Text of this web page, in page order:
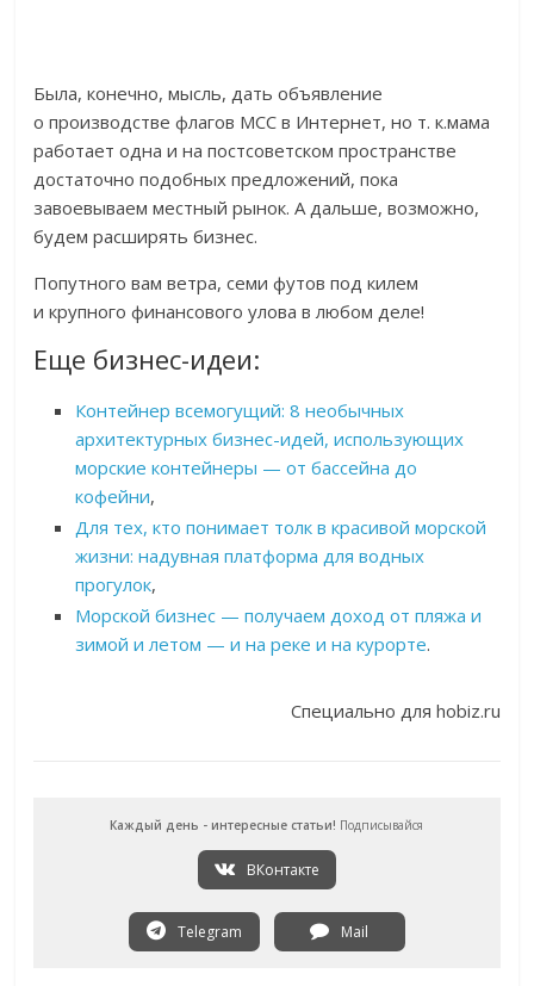
Была, конечно, мысль, дать объявление
о производстве флагов МСС в Интернет, но т. к.мама
работает одна и на постсоветском пространстве
достаточно подобных предложений, пока
завоевываем местный рынок. А дальше, возможно,
будем расширять бизнес.
Попутного вам ветра, семи футов под килем
и крупного финансового улова в любом деле!
Еще бизнес-идеи:
Контейнер всемогущий: 8 необычных
архитектурных бизнес-идей, использующих
морские контейнеры — от бассейна до
кофейни,
Для тех, кто понимает толк в красивой морской
жизни: надувная платформа для водных
прогулок,
Морской бизнес — получаем доход от пляжа и
зимой и летом — и на реке и на курорте.
Специально для hobiz.ru
Каждый день - интересные статьи! Подписывайся
ВКонтакте
Telegram Mail